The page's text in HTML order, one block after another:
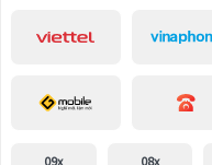
09x 08x